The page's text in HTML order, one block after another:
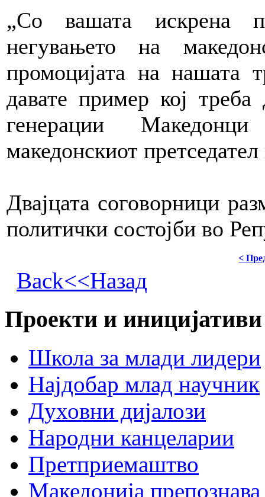
„Со вашата искрена
негувањето на
промоцијата на нашата
давате пример кој
генерации
македонскиот
Двајцата соговорници
политички состојби во
<
Back<<Назад
Проекти и иницијативи
Школа за млади лидери
Најдобар млад научник
Духовни дијалози
Народни канцеларии
Претприемаштво
Македонија